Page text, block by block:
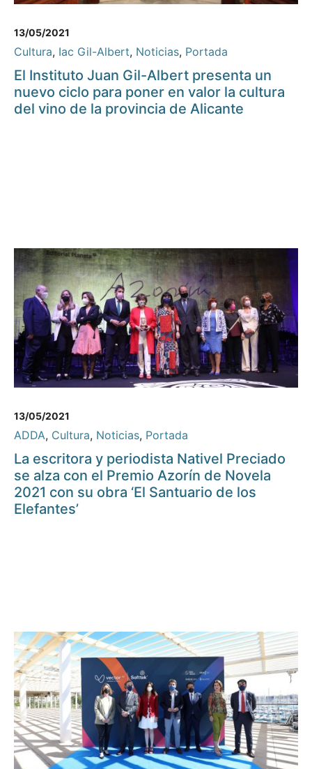
13/05/2021
Cultura, Iac Gil-Albert, Noticias, Portada
El Instituto Juan Gil-Albert presenta un
nuevo ciclo para poner en valor la cultura
del vino de la provincia de Alicante
13/05/2021
ADDA, Cultura, Noticias, Portada
La escritora y periodista Nativel Preciado
se alza con el Premio Azorín de Novela
2021 con su obra ‘El Santuario de los
Elefantes’